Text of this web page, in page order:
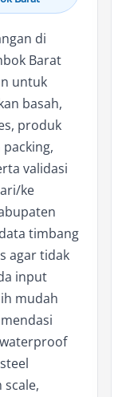
di
Barat
untuk
basah,
produk
validasi
ke
timbang
agar tidak
input
mudah